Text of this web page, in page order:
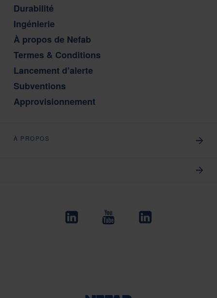
Durabilité
Ingénierie
À propos de Nefab
Termes & Conditions
Lancement d’alerte
Subventions
Approvisionnement
À PROPOS